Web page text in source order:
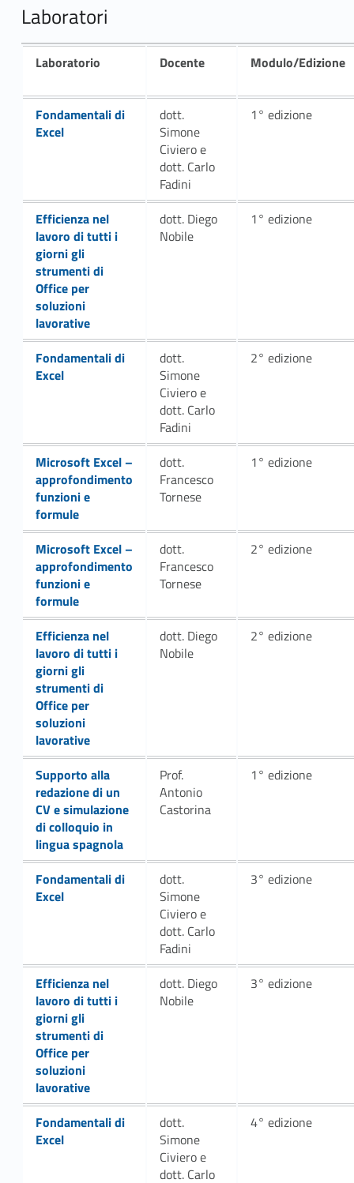
L
a
b
t
s
l
o
s
l
b
i
n
d
Laboratori
Laboratorio Docente Modulo/Edizione
Link identifier #identifier__32619-3
Fondamentali di
Excel
dott.
Simone
Civiero e
dott. Carlo
Fadini
1° edizione
Link identifier #identifier__125161-5
Efficienza nel
lavoro di tutti i
giorni gli
strumenti di
Office per
soluzioni
lavorative
dott. Diego
Nobile
1° edizione
Link identifier #identifier__176905-7
Fondamentali di
Excel
dott.
Simone
Civiero e
dott. Carlo
Fadini
2° edizione
Link identifier #identifier__181656-9
Microsoft Excel –
approfondimento
funzioni e
formule
dott.
Francesco
Tornese
1° edizione
Link identifier #identifier__33461-11
Microsoft Excel –
approfondimento
funzioni e
formule
dott.
Francesco
Tornese
2° edizione
Link identifier #identifier__94894-13
Efficienza nel
lavoro di tutti i
giorni gli
strumenti di
Office per
soluzioni
lavorative
dott. Diego
Nobile
2° edizione
Link identifier #identifier__149190-15
Supporto alla
redazione di un
CV e simulazione
di colloquio in
lingua spagnola
Prof.
Antonio
Castorina
1° edizione
Link identifier #identifier__182447-17
Fondamentali di
Excel
dott.
Simone
Civiero e
dott. Carlo
Fadini
3° edizione
Link identifier #identifier__96487-19
Efficienza nel
lavoro di tutti i
giorni gli
strumenti di
Office per
soluzioni
lavorative
dott. Diego
Nobile
3° edizione
Link identifier #identifier__74580-21
Fondamentali di
Excel
dott.
Simone
Civiero e
dott. Carlo
4° edizione